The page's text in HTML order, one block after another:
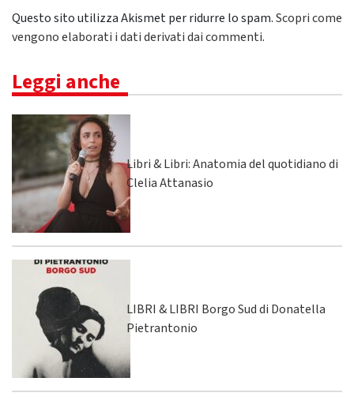
Questo sito utilizza Akismet per ridurre lo spam.Scopri come
vengono elaborati i dati derivati dai commenti.
Leggi anche
Libri & Libri: Anatomia del quotidiano di
Clelia Attanasio
LIBRI & LIBRI Borgo Sud di Donatella
Pietrantonio